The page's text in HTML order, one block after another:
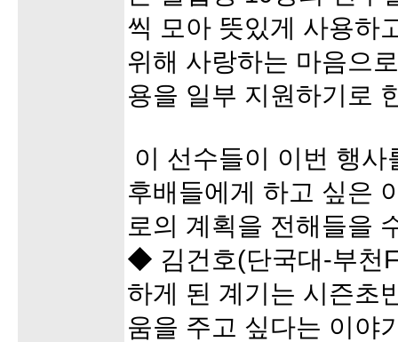
씩 모아 뜻있게 사용하
위해 사랑하는 마음으
용을 일부 지원하기로
이 선수들이 이번 행
후배들에게 하고 싶은
로의 계획을 전해들을
◆ 김건호(단국대-부천
하게 된 계기는 시즌초
움을 주고 싶다는 이야